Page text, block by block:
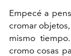
Empecé a
cromar
mismo
cromo cosas